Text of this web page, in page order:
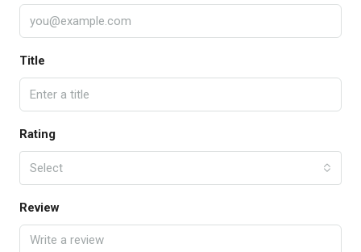
Title
Rating
Select
Review